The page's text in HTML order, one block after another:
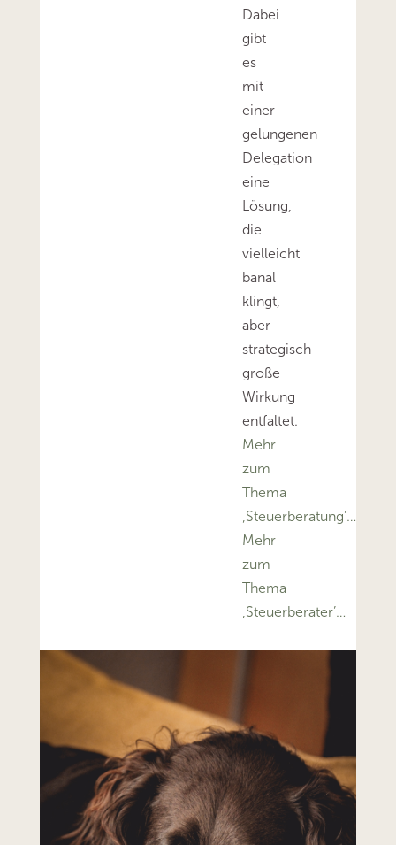
Dabei
gibt
es
mit
einer
gelungenen
Delegation
eine
Lösung,
die
vielleicht
banal
klingt,
aber
strategisch
große
Wirkung
entfaltet.
Mehr
zum
Thema
‚Steuerberatung’…
Mehr
zum
Thema
‚Steuerberater’…